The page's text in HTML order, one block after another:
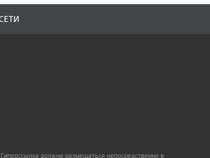
должна размещаться непосредственно в